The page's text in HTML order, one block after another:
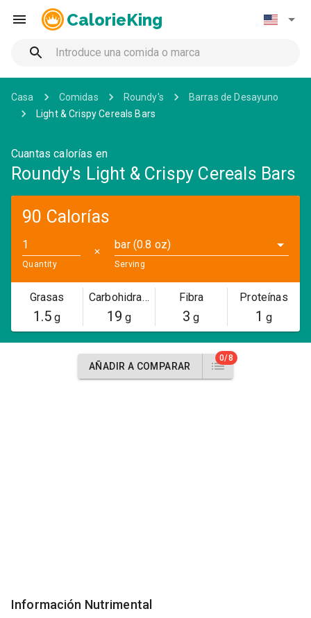
CalorieKing
Casa Comidas Roundy's
Barras de Desayuno
Light & Crispy Cereals Bars
Cuantas calorías en
Roundy's Light & Crispy Cereals Bars
90 Calorías
Quantity
✕
bar (0.8 oz)
Serving
Grasas
1.5g
Carbohidratos
19 g
Fibra
3 g
Proteínas
1 g
AÑADIR A COMPARAR
0/8
Información Nutrimental